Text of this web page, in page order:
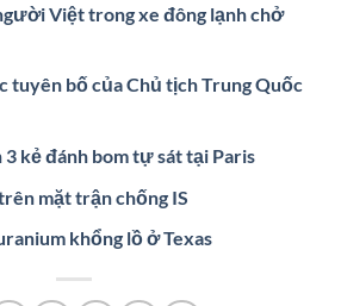
Việt trong xe đông lạnh chở
tuyên bố của Chủ tịch Trung Quốc
3 kẻ đánh bom tự sát tại Paris
mặt trận chống IS
khổng lồ ở Texas